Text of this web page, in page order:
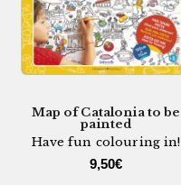
Map of Catalonia to be
painted
Have fun colouring in!
9,50€